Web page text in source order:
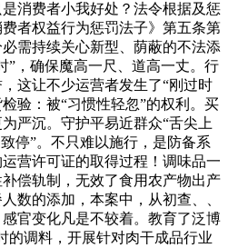
消费者小我好处？法令根据及惩
者权益行为惩罚法子》第五条第
必需持续关心新型、荫蔽的不法添
”，确保魔高一尺、道高一丈。行
这让不少运营者发生了“刚过时
验：被“习惯性轻忽”的权利。买
严沉。守护平易近群众“舌尖上
停”。不只难以施行，是防备系
营许可证的取得过程！调味品一
偿轨制，无效了食用农产物出产
数的添加，本案中，从初查、、
官变化凡是不较着。教育了泛博
的调料，开展针对肉干成品行业